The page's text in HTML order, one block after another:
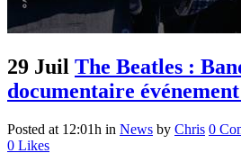
29 Juil The Beatles :
documentaire
Posted at 12:01h in News by Chris 0
0 Likes